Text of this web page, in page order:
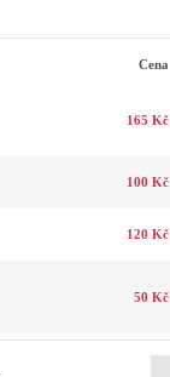
Cena
165 Kč
100 Kč
120 Kč
50 Kč